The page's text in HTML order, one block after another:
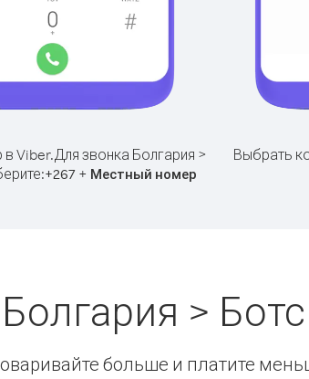
Viber.Для звонка Болгария >
+267 + Местный номер
Выбрать
Болгария >
больше и платите